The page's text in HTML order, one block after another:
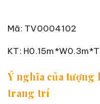
Mã: TV0004102
KT:
Ý nghĩa của
trang trí